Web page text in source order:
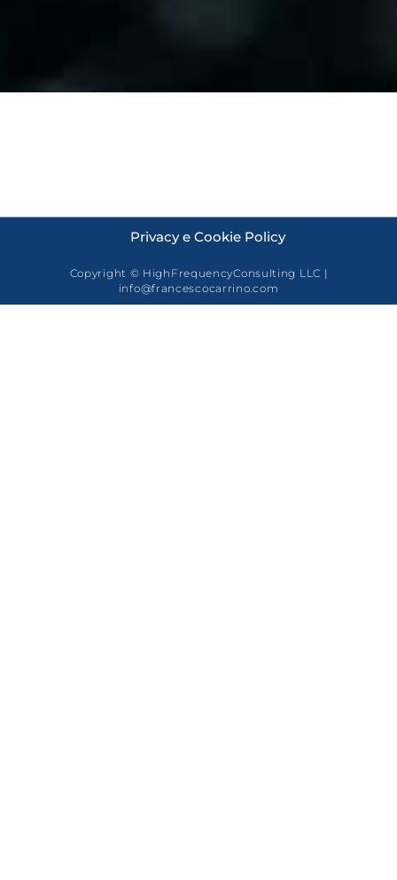
Copyright © HighFrequencyConsulting LLC |
info@francescocarrino.com
Privacy e Cookie Policy